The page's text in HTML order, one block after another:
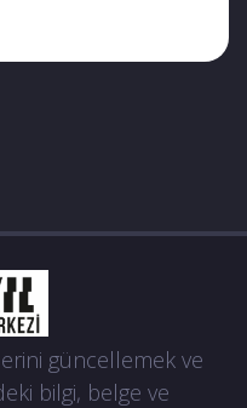
güncellemek ve
bilgi, belge ve